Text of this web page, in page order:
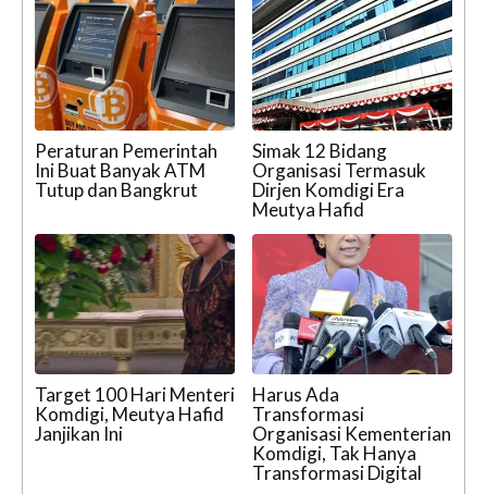
Peraturan Pemerintah
Ini Buat Banyak ATM
Tutup dan Bangkrut
Simak 12 Bidang
Organisasi Termasuk
Dirjen Komdigi Era
Meutya Hafid
Target 100 Hari Menteri
Komdigi, Meutya Hafid
Janjikan Ini
Harus Ada
Transformasi
Organisasi Kementerian
Komdigi, Tak Hanya
Transformasi Digital